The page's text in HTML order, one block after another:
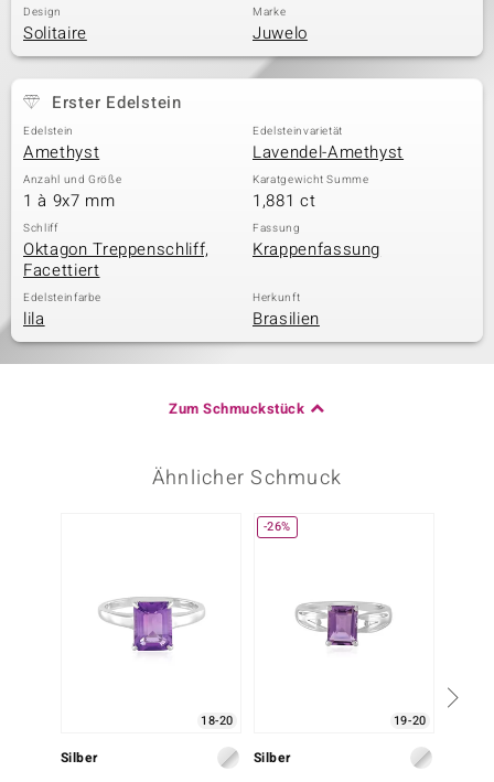
Design
Solitaire
Marke
Juwelo
Erster Edelstein
Edelstein
Amethyst
Edelsteinvarietät
Lavendel-Amethyst
Anzahl und Größe
1 à 9x7 mm
Karatgewicht Summe
1,881 ct
Schliff
Oktagon Treppenschliff,
Facettiert
Fassung
Krappenfassung
Edelsteinfarbe
lila
Herkunft
Brasilien
Zum Schmuckstück
Ähnlicher Schmuck
18-20
Silber
-26%
19-20
Silber